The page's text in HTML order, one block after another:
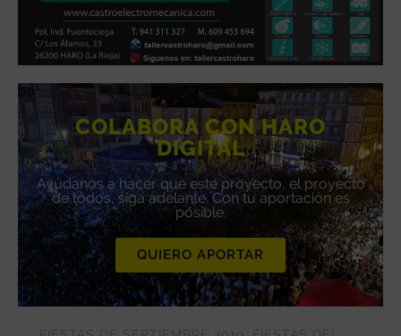
COLABORA CON HARO
DIGITAL
Ayúdanos a hacer que este proyecto, el proyecto
de todos, siga adelante. Con tu aportación es
posible.
QUIERO APORTAR